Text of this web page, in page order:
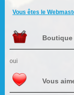
Vous êtes le
Boutique
oui
Vous